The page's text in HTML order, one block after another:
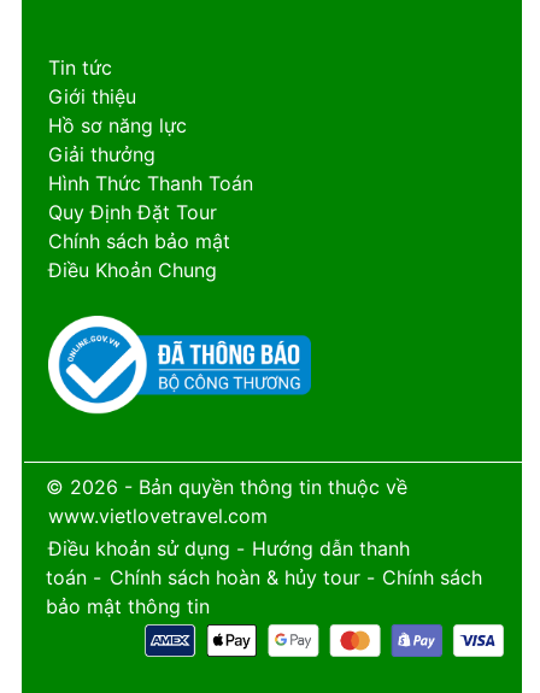
Tin tức
Giới thiệu
Hồ sơ năng lực
Giải thưởng
Hình Thức Thanh Toán
Quy Định Đặt Tour
Chính sách bảo mật
Điều Khoản Chung
© 2026 - Bản quyền thông tin thuộc về
www.vietlovetravel.com
Điều khoản sử dụng - Hướng dẫn thanh
toán- Chính sách hoàn & hủy tour- Chính sách
bảo mật thông tin